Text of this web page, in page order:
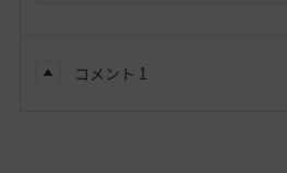
コメント 1